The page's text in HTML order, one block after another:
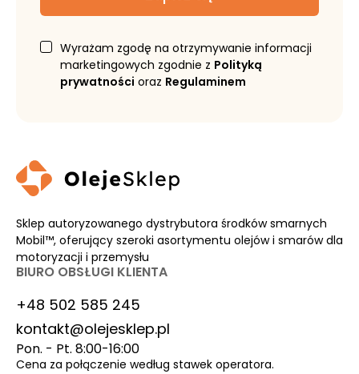
Wyrażam zgodę na otrzymywanie informacji
marketingowych zgodnie z Polityką
prywatności oraz Regulaminem
Sklep autoryzowanego dystrybutora środków smarnych
Mobil™, oferujący szeroki asortymentu olejów i smarów dla
motoryzacji i przemysłu
BIURO OBSŁUGI KLIENTA
+48 502 585 245
kontakt@olejesklep.pl
Pon. - Pt. 8:00-16:00
Cena za połączenie według stawek operatora.